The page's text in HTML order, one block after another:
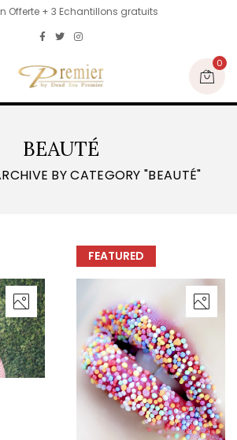
Offerte + 3 Echantillons gratuits
0
BEAUTÉ
BY CATEGORY "BEAUTÉ"
FEATURED